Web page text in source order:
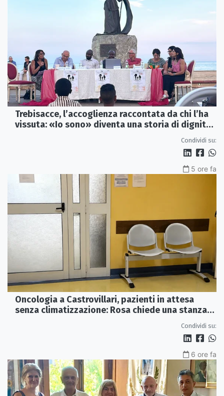
Trebisacce, l’accoglienza raccontata da chi l’ha
vissuta: «Io sono» diventa una storia di dignità
Condividi su:
5 ore fa
Oncologia a Castrovillari, pazienti in attesa
senza climatizzazione: Rosa chiede una stanza
Condividi su:
6 ore fa